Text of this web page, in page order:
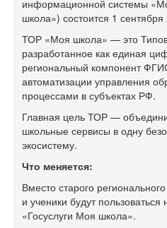
информационной системы
школа») состоится 1 сентября
ТОР «Моя школа» — это
разработанное как единая
региональный компонент
автоматизации управления
процессами в субъектах РФ.
Главная цель ТОР —
школьные сервисы в одну
экосистему.
Что меняется:
Вместо старого
и ученики будут
«Госуслуги Моя школа».